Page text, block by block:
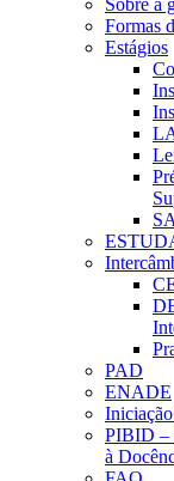
Sobre a
Formas
Estágios
PAD
ENADE
PIBID –
à